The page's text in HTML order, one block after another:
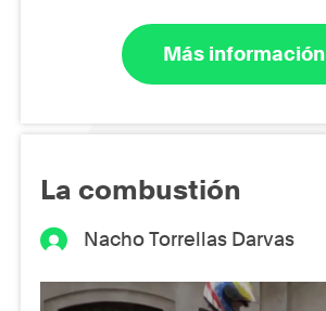
Más información
La combustión
Nacho Torrellas Darvas